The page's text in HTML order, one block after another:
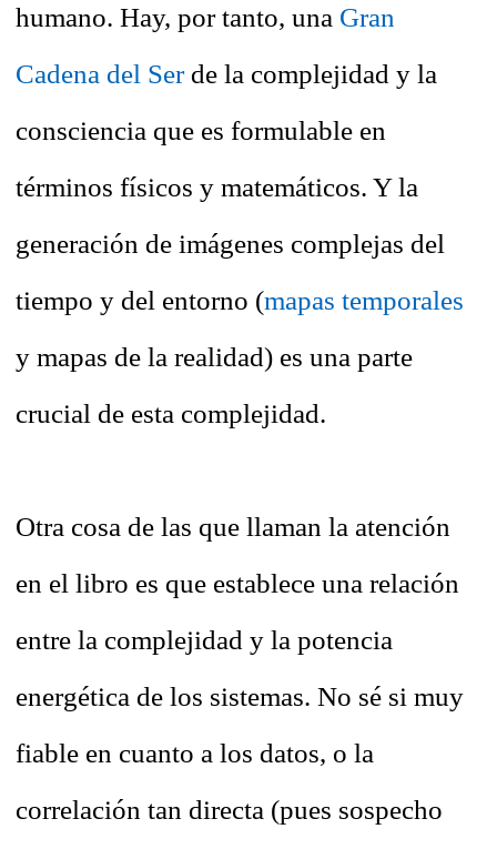
humano. Hay, por tanto, una Gran
Cadena del Serde la complejidad y la
consciencia que es formulable en
términos físicos y matemáticos. Y la
generación de imágenes complejas del
tiempo y del entorno (mapas temporales
y mapas de la realidad) es una parte
crucial de esta complejidad.
Otra cosa de las que llaman la atención
en el libro es que establece una relación
entre la complejidad y la potencia
energética de los sistemas. No sé si muy
fiable en cuanto a los datos, o la
correlación tan directa (pues sospecho